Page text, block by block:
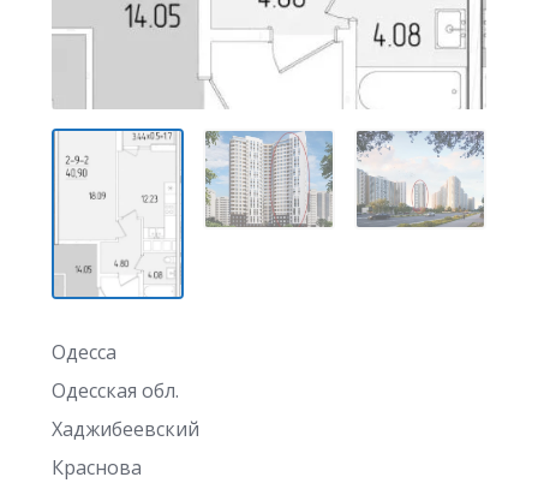
Одесса
Одесская обл.
Хаджибеевский
Краснова